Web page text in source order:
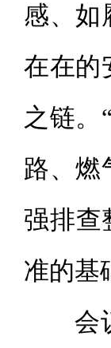
感、如
在在的
之链。
路、燃
强排查
准的基
会